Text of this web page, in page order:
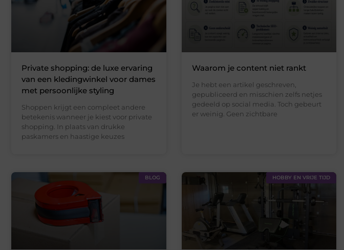
Private shopping: de luxe ervaring
van een kledingwinkel voor dames
met persoonlijke styling
Shoppen krijgt een compleet andere
betekenis wanneer je kiest voor private
shopping. In plaats van drukke
paskamers en haastige keuzes
Waarom je content niet rankt
Je hebt een artikel geschreven,
gepubliceerd en misschien zelfs netjes
gedeeld op social media. Toch gebeurt
er weinig. Geen zichtbare
BLOG HOBBY EN VRIJE TIJD